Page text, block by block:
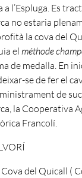
a l’Espluga. Es
no estaria
la cova del
elméthode
de medalla. En
se de fer el
de
la Cooperativa
Francolí.
Cova del Quicall (